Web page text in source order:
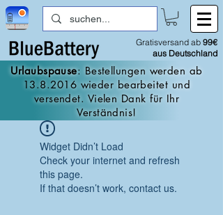
Gratisversand ab 99€
aus Deutschland
Urlaubspause: Bestellungen werden ab
13.8.2016 wieder bearbeitet und
versendet. Vielen Dank für Ihr
Verständnis!
Widget Didn’t Load
Check your internet and refresh
this page.
If that doesn’t work, contact us.